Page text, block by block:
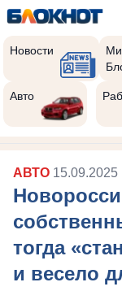
Новости
Авто
АВТО 15.09.2025
тогда
и весело